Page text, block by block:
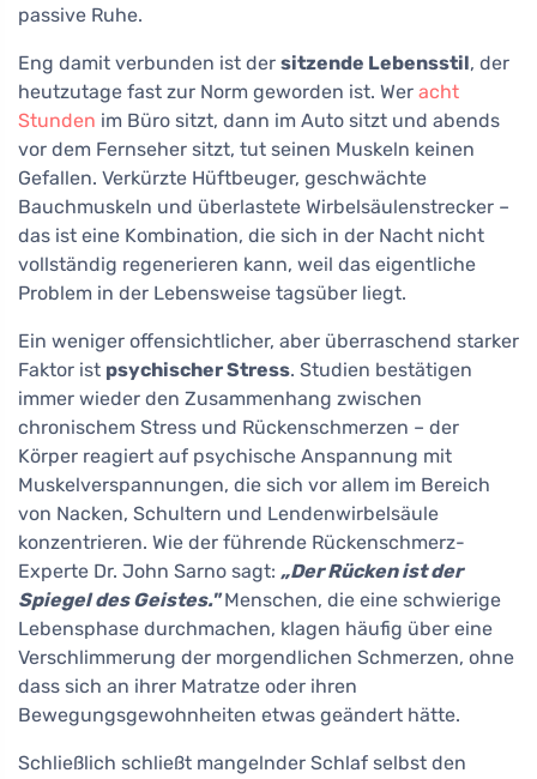
passive Ruhe.
Eng damit verbunden ist der sitzende Lebensstil, der
heutzutage fast zur Norm geworden ist. Wer acht
Stunden im Büro sitzt, dann im Auto sitzt und abends
vor dem Fernseher sitzt, tut seinen Muskeln keinen
Gefallen. Verkürzte Hüftbeuger, geschwächte
Bauchmuskeln und überlastete Wirbelsäulenstrecker –
das ist eine Kombination, die sich in der Nacht nicht
vollständig regenerieren kann, weil das eigentliche
Problem in der Lebensweise tagsüber liegt.
Ein weniger offensichtlicher, aber überraschend starker
Faktor ist psychischer Stress. Studien bestätigen
immer wieder den Zusammenhang zwischen
chronischem Stress und Rückenschmerzen – der
Körper reagiert auf psychische Anspannung mit
Muskelverspannungen, die sich vor allem im Bereich
von Nacken, Schultern und Lendenwirbelsäule
konzentrieren. Wie der führende Rückenschmerz-
Experte Dr. John Sarno sagt: „Der Rücken ist der
Spiegel des Geistes."Menschen, die eine schwierige
Lebensphase durchmachen, klagen häufig über eine
Verschlimmerung der morgendlichen Schmerzen, ohne
dass sich an ihrer Matratze oder ihren
Bewegungsgewohnheiten etwas geändert hätte.
Schließlich schließt mangelnder Schlaf selbst den